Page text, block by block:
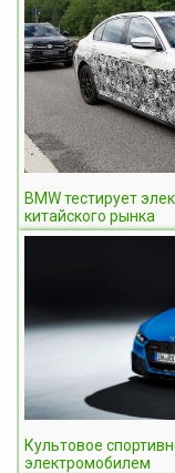
BMW тестирует
китайского рынка
Культовое
электромобилем